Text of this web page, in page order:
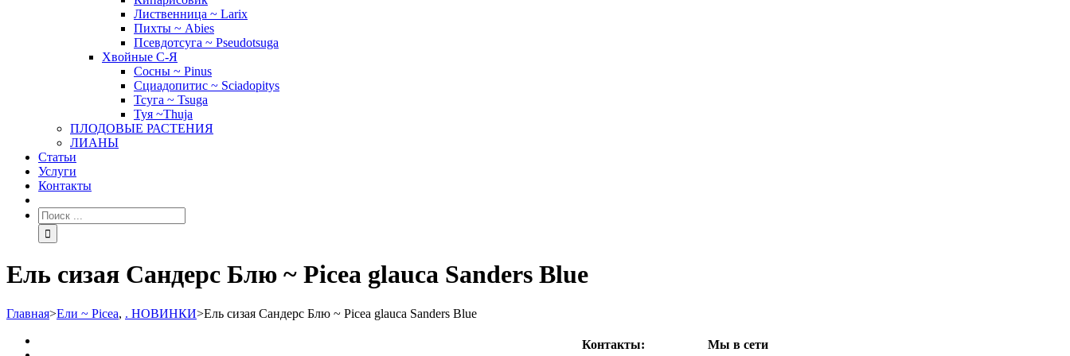
Лиственница ~ Larix
Пихты ~ Abies
Псевдотсуга ~ Pseudotsuga
Хвойные С-Я
Сосны ~ Pinus
Сциадопитис ~ Sciadopitys
Тсуга ~ Tsuga
Туя ~Thuja
ПЛОДОВЫЕ РАСТЕНИЯ
ЛИАНЫ
Статьи
Услуги
Контакты
Ель сизая Сандерс Блю ~ Picea glauca Sanders Blue
Главная>Ели ~ Picea, . НОВИНКИ>Ель сизая Сандерс Блю ~ Picea glauca Sanders Blue
Мы в сети
Контакты: